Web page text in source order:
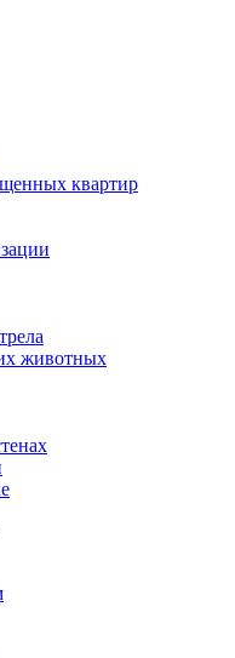
квартир
животных